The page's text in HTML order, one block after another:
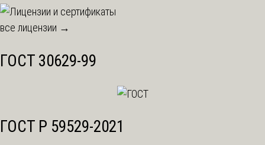
все лицензии →
ГОСТ 30629-99
ГОСТ Р 59529-2021